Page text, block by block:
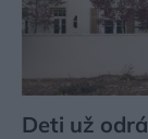
Deti už